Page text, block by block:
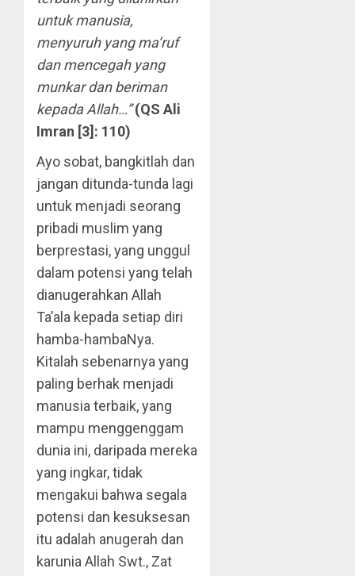
untuk manusia,
menyuruh yang ma’ruf
dan mencegah yang
munkar dan beriman
kepada Allah…”(QS Ali
Imran [3]: 110)
Ayo sobat, bangkitlah dan
jangan ditunda-tunda lagi
untuk menjadi seorang
pribadi muslim yang
berprestasi, yang unggul
dalam potensi yang telah
dianugerahkan Allah
Ta’ala kepada setiap diri
hamba-hambaNya.
Kitalah sebenarnya yang
paling berhak menjadi
manusia terbaik, yang
mampu menggenggam
dunia ini, daripada mereka
yang ingkar, tidak
mengakui bahwa segala
potensi dan kesuksesan
itu adalah anugerah dan
karunia Allah Swt., Zat